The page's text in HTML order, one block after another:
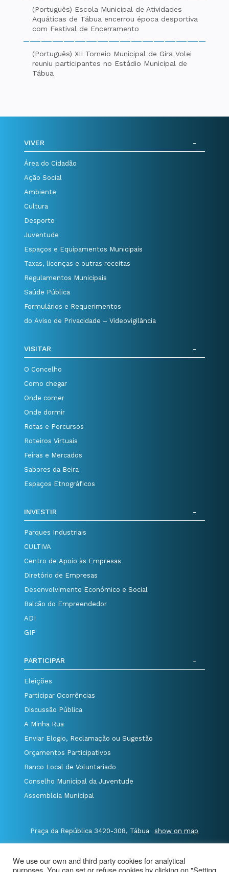
(Português) Escola Municipal de Atividades
Aquáticas de Tábua encerrou época desportiva
com Festival de Encerramento
(Português) XII Torneio Municipal de Gira Volei
reuniu participantes no Estádio Municipal de
Tábua
VIVER
Área do Cidadão
Ação Social
Ambiente
Cultura
Desporto
Juventude
Espaços e Equipamentos Municipais
Taxas, licenças e outras receitas
Regulamentos Municipais
Saúde Pública
Formulários e Requerimentos
do Aviso de Privacidade – Videovigilância
VISITAR
O Concelho
Como chegar
Onde comer
Onde dormir
Rotas e Percursos
Roteiros Virtuais
Feiras e Mercados
Sabores da Beira
Espaços Etnográficos
INVESTIR
Parques Industriais
CULTIVA
Centro de Apoio às Empresas
Diretório de Empresas
Desenvolvimento Económico e Social
Balcão do Empreendedor
ADI
GIP
PARTICIPAR
Eleições
Participar Ocorrências
Discussão Pública
A Minha Rua
Enviar Elogio, Reclamação ou Sugestão
Orçamentos Participativos
Banco Local de Voluntariado
Conselho Municipal da Juventude
Assembleia Municipal
Praça da República 3420-308, Tábua show on map
E.geral@cm-tabua.pt
We use our own and third party cookies for analytical
purposes. You can set or refuse cookies by clicking on "Setting